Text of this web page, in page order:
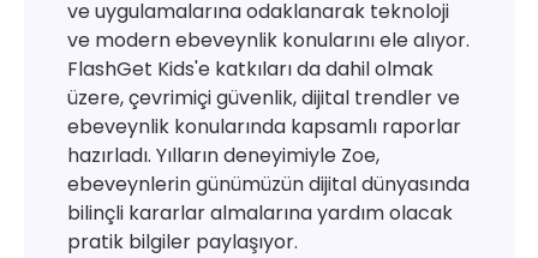
ve uygulamalarına odaklanarak teknoloji
ve modern ebeveynlik konularını ele alıyor.
FlashGet Kids'e katkıları da dahil olmak
üzere, çevrimiçi güvenlik, dijital trendler ve
ebeveynlik konularında kapsamlı raporlar
hazırladı. Yılların deneyimiyle Zoe,
ebeveynlerin günümüzün dijital dünyasında
bilinçli kararlar almalarına yardım olacak
pratik bilgiler paylaşıyor.